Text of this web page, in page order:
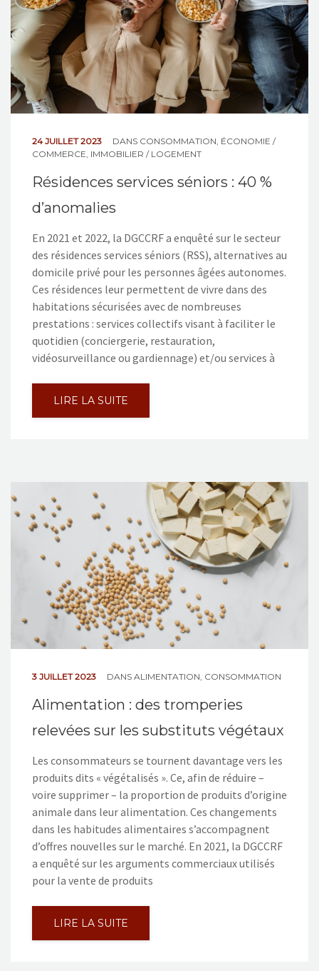
24 JUILLET 2023 DANS CONSOMMATION ÉCONOMIE /
COMMERCE IMMOBILIER / LOGEMENT
Résidences services séniors : 40 %
d’anomalies
En 2021 et 2022, la DGCCRF a enquêté sur le secteur
des résidences services séniors (RSS), alternatives au
domicile privé pour les personnes âgées autonomes.
Ces résidences leur permettent de vivre dans des
habitations sécurisées avec de nombreuses
prestations : services collectifs visant à faciliter le
quotidien (conciergerie, restauration,
vidéosurveillance ou gardiennage) et/ou services à
LIRE LA SUITE
3 JUILLET 2023 DANS ALIMENTATION, CONSOMMATION
Alimentation : des tromperies
relevées sur les substituts végétaux
Les consommateurs se tournent davantage vers les
produits dits « végétalisés ». Ce, afin de réduire –
voire supprimer – la proportion de produits d’origine
animale dans leur alimentation. Ces changements
dans les habitudes alimentaires s’accompagnent
d’offres nouvelles sur le marché. En 2021, la DGCCRF
a enquêté sur les arguments commerciaux utilisés
pour la vente de produits
LIRE LA SUITE